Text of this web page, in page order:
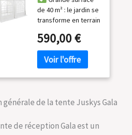
latérales
Flexibles -
pavillon Stable,
Grand - Outdoor
Party Garten -
Tente chapiteau
de 40 m² : le jardin se
transforme en terrain
tente de réception
de 4 x 10 m pour une
ombre agréable ;
beaucoup de place
pour les tables
de brasserie ; 2
avec fermeture Éclair
590,00 €
de la tente Juskys Gala
de réception Gala est un